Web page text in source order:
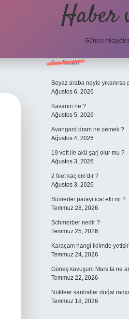
Haber
Güncel
Sidebar
Son Yazılar
Beyaz araba neyle yıkanırsa
Ağustos 6, 2026
Kavanin ne ?
Ağustos 5, 2026
Avangard dram ne demek ?
Ağustos 4, 2026
19 volt ile akü şarj olur mu ?
Ağustos 3, 2026
2 feet kaç cm’dir ?
Ağustos 3, 2026
Sümerler parayı icat etti mi ?
Temmuz 28, 2026
Schmerber nedir ?
Temmuz 25, 2026
Karaçam hangi iklimde
Temmuz 24, 2026
Güneş kavuşum Mars’ta ne
Temmuz 22, 2026
Nükleer santraller doğal
Temmuz 18, 2026